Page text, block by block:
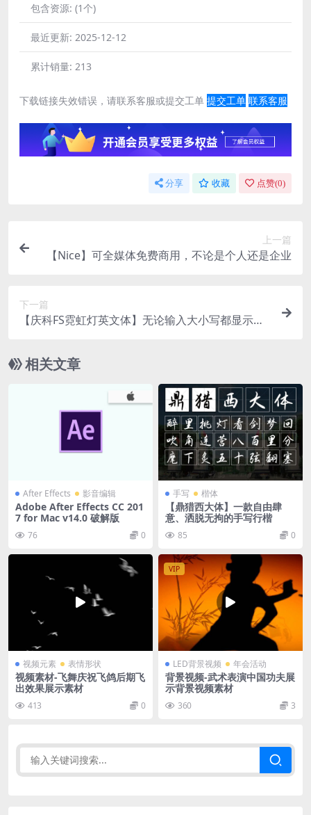
包含资源: (1个)
最近更新: 2025-12-12
累计销量: 213
下载链接失效错误，请联系客服或提交工单 提交工单 联系客服
分享 收藏 点赞(0)
上一篇
【Nice】可全媒体免费商用，不论是个人还是企业
下一篇
【庆科FS霓虹灯英文体】无论输入大小写都显示大
相关文章
After Effects 影音编辑
Adobe After Effects CC 201
7 for Mac v14.0 破解版
76 0
手写 楷体
【鼎猎西大体】一款自由肆
意、洒脱无拘的手写行楷
85 0
视频元素 表情形状
视频素材-飞舞庆祝飞鸽后期飞
出效果展示素材
413 0
VIP
LED背景视频 年会活动
背景视频-武术表演中国功夫展
示背景视频素材
360 3